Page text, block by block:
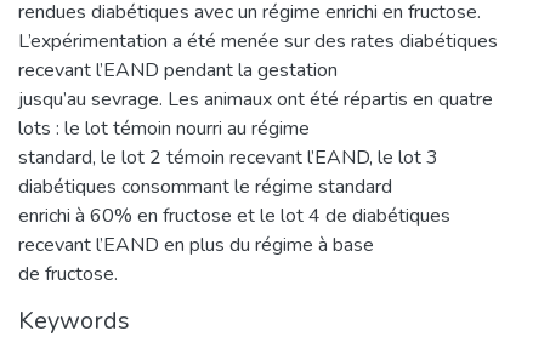
rendues diabétiques avec un régime enrichi en fructose.
L’expérimentation a été menée sur des rates diabétiques
recevant l’EAND pendant la gestation
jusqu’au sevrage. Les animaux ont été répartis en quatre
lots : le lot témoin nourri au régime
standard, le lot 2 témoin recevant l’EAND, le lot 3
diabétiques consommant le régime standard
enrichi à 60% en fructose et le lot 4 de diabétiques
recevant l’EAND en plus du régime à base
de fructose.
Keywords